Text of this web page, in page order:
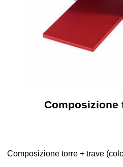
Composizione
Composizione torre + trave